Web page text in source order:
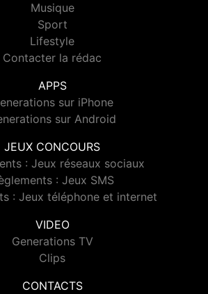
Musique
Sport
Lifestyle
Contacter la rédac
APPS
sur iPhone
sur Android
JEUX CONCOURS
: Jeux réseaux sociaux
: Jeux SMS
: Jeux téléphone et internet
VIDEO
Generations TV
Clips
CONTACTS